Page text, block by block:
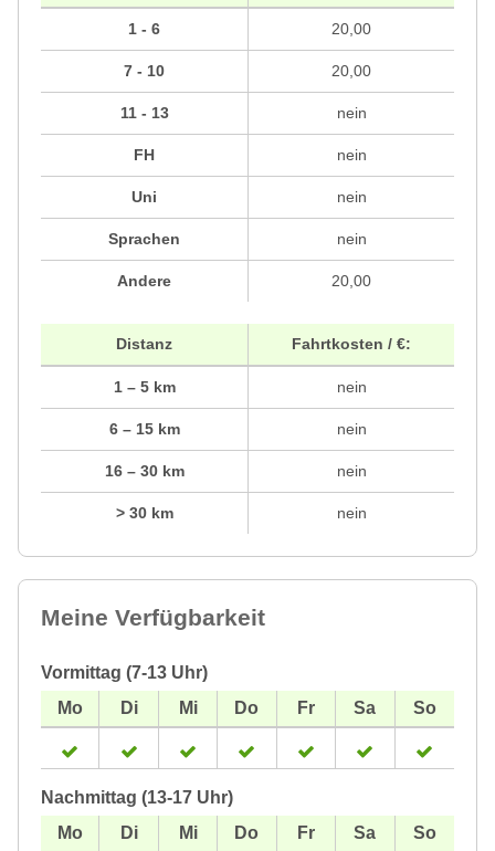
1 - 6
7 - 10
11 - 13
FH
Uni
Sprachen
Andere
20,00
20,00
nein
nein
nein
nein
20,00
Distanz
1 – 5 km
6 – 15 km
16 – 30 km
> 30 km
Fahrtkosten / €:
nein
nein
nein
nein
Meine Verfügbarkeit
Vormittag (7-13 Uhr)
Nachmittag (13-17 Uhr)